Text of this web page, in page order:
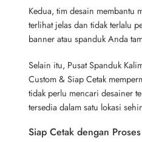
Kedua, tim desain membantu
terlihat jelas dan tidak terlalu
banner atau spanduk Anda
Selain itu, Pusat Spanduk
Custom & Siap Cetak
tidak perlu mencari desainer
tersedia dalam satu lokasi
Siap Cetak dengan